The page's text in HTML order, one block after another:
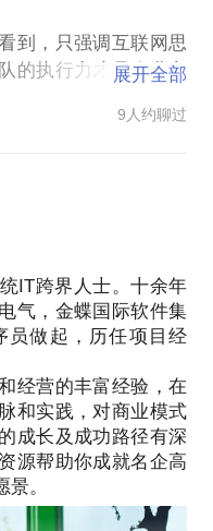
到，只强调互联网思
的执行力才是企业立
和项目管理的同学可
怎样的？
目管理的高手？
移动应用等多款让用
捷教练，培养了大批
发管理专家。我愿意
发过程；
；
项目管理实力高手。
的问题提前发给我，
面效率。期待与你的
展开全部
9人约聊过
IT跨界人士。十余年
气，金蝶国际软件集
员做起，历任项目经
经营的丰富经验，在
和实践，对商业模式
成长及成功路径有深
源帮助你成就名企高